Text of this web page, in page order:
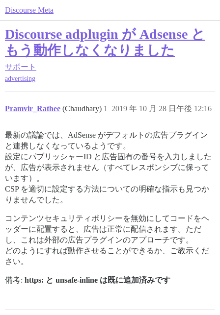
Discourse Meta
Discourse adplugin が Adsense と
もう動作しなくなりました
サポート
advertising
Pramvir_Rathee (Chaudhary) 2019 年 10 月 28 日午後 12:16
1
最新の議論では、AdSense がデフォルトの広告プラグイン
と連携しなくなっているようです。
設定にパブリッシャーID と広告固有の番号を入力しました
が、広告が表示されません（すべてレスポンシブに保って
います）。
CSP を適切に設定する方法についての明確な指示も見つか
りませんでした。
コンテンツセキュリティポリシーを無効にしてコードをヘ
ッダーに配置すると、広告は正常に配信されます。ただ
し、これは外部の広告プラグインのアプローチです。
どのようにすれば動作させることができるか、ご教示くだ
さい。
備考: https: と unsafe-inline は既に追加済みです